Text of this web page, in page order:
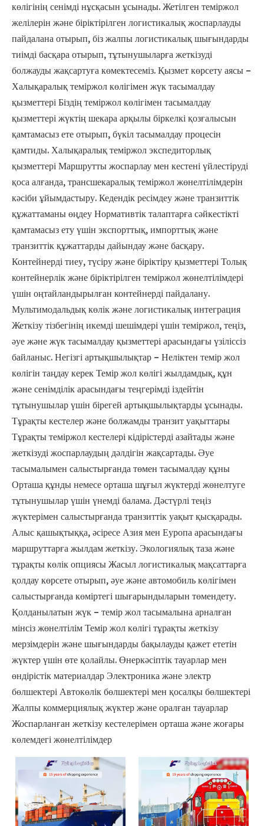
көлігінің сенімді нұсқасын ұсынады. Жетілген теміржол
желілерін және біріктірілген логистикалық жоспарлауды
пайдалана отырып, біз жалпы логистикалық шығындарды
тиімді басқара отырып, тұтынушыларға жеткізуді
болжауды жақсартуға көмектесеміз. Қызмет көрсету аясы –
Халықаралық теміржол көлігімен жүк тасымалдау
қызметтері Біздің теміржол көлігімен тасымалдау
қызметтері жүктің шекара арқылы біркелкі қозғалысын
қамтамасыз ете отырып, бүкіл тасымалдау процесін
қамтиды. Халықаралық теміржол экспедиторлық
қызметтері Маршрутты жоспарлау мен кестені үйлестіруді
қоса алғанда, трансшекаралық теміржол жөнелтілімдерін
кәсіби ұйымдастыру. Кедендік ресімдеу және транзиттік
құжаттаманы өңдеу Нормативтік талаптарға сәйкестікті
қамтамасыз ету үшін экспорттық, импорттық және
транзиттік құжаттарды дайындау және басқару.
Контейнерді тиеу, түсіру және біріктіру қызметтері Толық
контейнерлік және біріктірілген теміржол жөнелтілімдері
үшін оңтайландырылған контейнерді пайдалану.
Мультимодальдық көлік және логистикалық интеграция
Жеткізу тізбегінің икемді шешімдері үшін теміржол, теңіз,
әуе және жүк тасымалдау қызметтері арасындағы үзіліссіз
байланыс. Негізгі артықшылықтар – Неліктен темір жол
көлігін таңдау керек Темір жол көлігі жылдамдық, құн
және сенімділік арасындағы теңгерімді іздейтін
тұтынушылар үшін бірегей артықшылықтарды ұсынады.
Тұрақты кестелер және болжамды транзит уақыттары
Тұрақты теміржол кестелері кідірістерді азайтады және
жеткізуді жоспарлаудың дәлдігін жақсартады. Әуе
тасымалымен салыстырғанда төмен тасымалдау құны
Орташа құнды немесе орташа шұғыл жүктерді жөнелтуге
тұтынушылар үшін үнемді балама. Дәстүрлі теңіз
жүктерімен салыстырғанда транзиттік уақыт қысқарады.
Алыс қашықтыққа, әсіресе Азия мен Еуропа арасындағы
маршруттарға жылдам жеткізу. Экологиялық таза және
тұрақты көлік опциясы Жасыл логистикалық мақсаттарға
қолдау көрсете отырып, әуе және автомобиль көлігімен
салыстырғанда көміртегі шығарындыларын төмендету.
Қолданылатын жүк – темір жол тасымалына арналған
мінсіз жөнелтілім Темір жол көлігі тұрақты жеткізу
мерзімдерін және шығындарды бақылауды қажет ететін
жүктер үшін өте қолайлы. Өнеркәсіптік тауарлар мен
өндірістік материалдар Электроника және электр
бөлшектері Автокөлік бөлшектері мен қосалқы бөлшектері
Жалпы коммерциялық жүктер және оралған тауарлар
Жоспарланған жеткізу кестелерімен орташа және жоғары
көлемдегі жөнелтілімдер